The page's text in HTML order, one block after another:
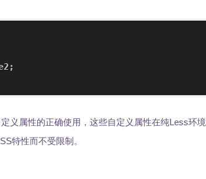
;
义属性的正确使用，这些自定义属性在纯Less环
特性而不受限制。